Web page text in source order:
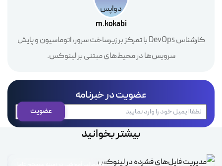
m.kokabi
کارشناس DevOps با تمرکز بر زیرساخت سرور، اتوماسیون و پایش
سرویس‌ها در محیط‌های مبتنی بر لینوکس.
عضویت در خبرنامه
بیشتر بخوانید